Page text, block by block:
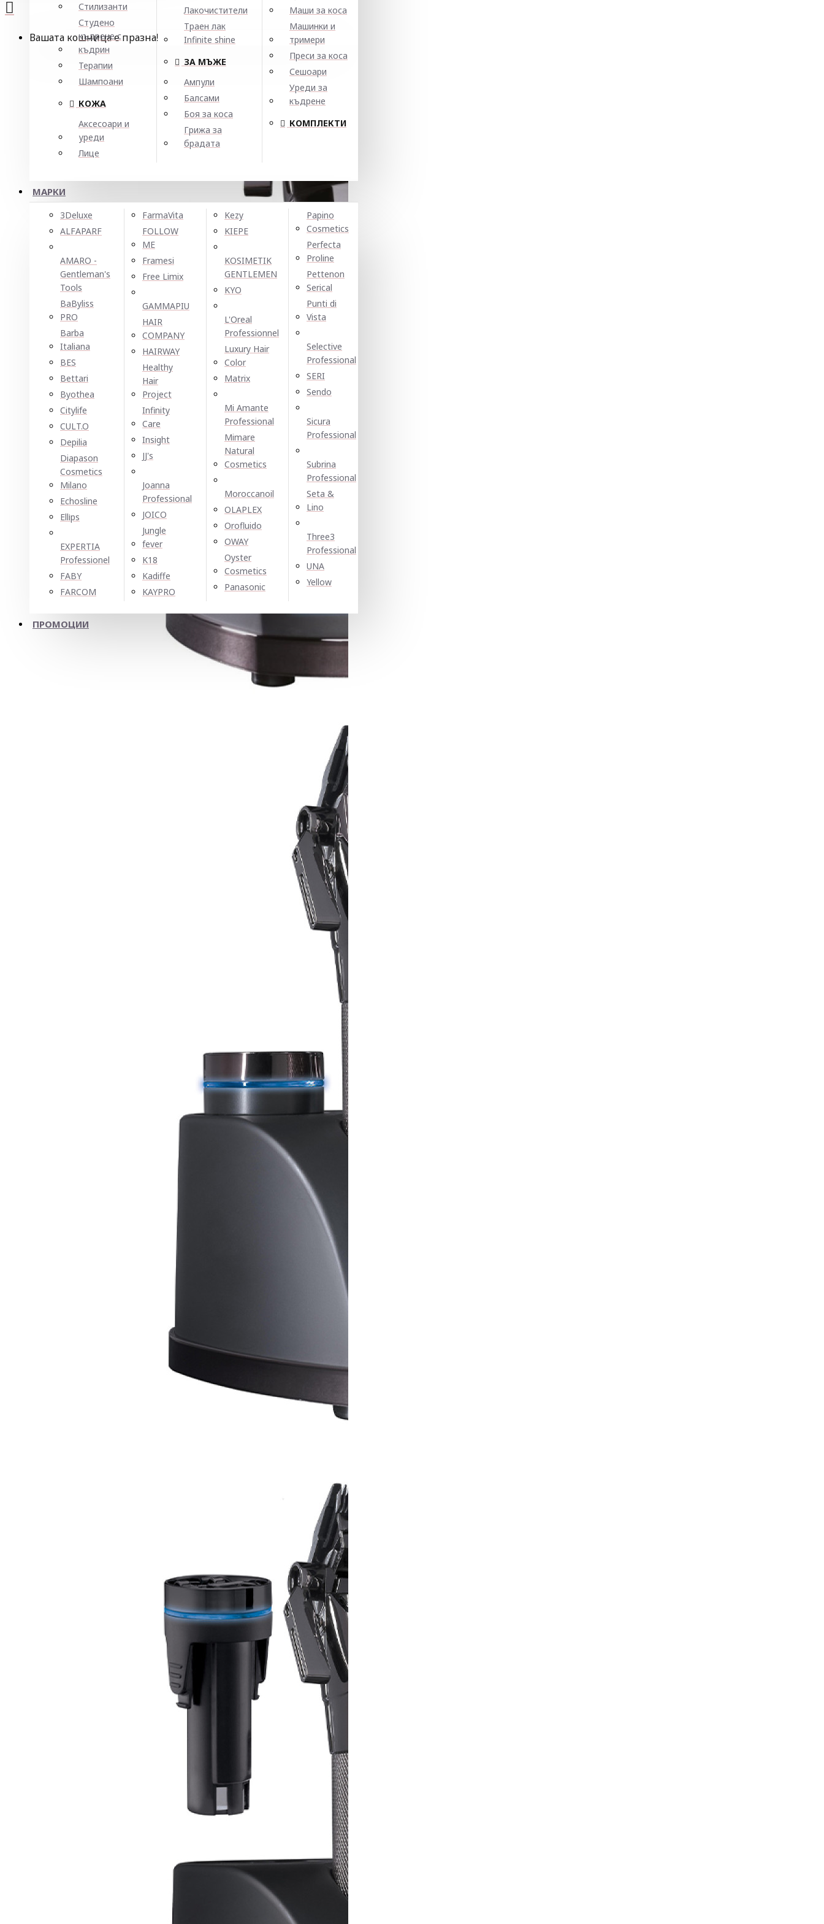
Стилизанти
Студено
къдрене с
къдрин
Терапии
Шампоани
КОЖА
Аксесоари и
уреди
Лице
Лакочистители
Траен лак
Infinite shine
ЗА МЪЖЕ
Ампули
Балсами
Боя за коса
Грижа за
брадата
Маши за коса
Машинки и
тримери
Преси за коса
Сешоари
Уреди за
къдрене
КОМПЛЕКТИ
МАРКИ
3Deluxe
ALFAPARF
AMARO -
Gentleman's
Tools
BaByliss
PRO
Barba
Italiana
BES
Bettari
Byothea
Citylife
CULT.O
Depilia
Diapason
Cosmetics
Milano
Echosline
Ellірѕ
EXPERTIA
Professionel
FABY
FARCOM
FarmaVita
FOLLOW
ME
Framesi
Free Limix
GAMMAPIU
HAIR
COMPANY
HAIRWAY
Healthy
Hair
Project
Infinity
Care
Insight
JJ's
Joanna
Professional
JOICO
Jungle
fever
K18
Kadiffe
KAYPRO
Kezy
KIEPE
KOSIMETIK
GENTLEMEN
KYO
L'Oreal
Professionnel
Luxury Hair
Color
Matrix
Mi Amante
Professional
Mimare
Natural
Cosmetics
Moroccanoil
OLAPLEX
Orofluido
OWAY
Oyster
Cosmetics
Panasonic
Papino
Cosmetics
Perfecta
Proline
Pettenon
Serical
Punti di
Vista
Selective
Professional
SERI
Sendo
Sicura
Professional
Subrina
Professional
Seta &
Lino
Three3
Professional
UNA
Yellow
ПРОМОЦИИ
Вашата кошница е празна!